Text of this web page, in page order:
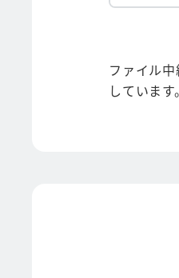
ファイル
しています。